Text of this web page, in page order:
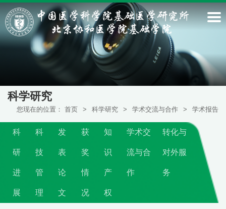
科学研究
您现在的位置： 首页 > 科学研究 > 学术交流与合作 > 学术报告
科
研
进
展
科
技
管
理
发
表
论
文
获
奖
情
况
知
识
产
权
学术交
流与合
作
转化与
对外服
务